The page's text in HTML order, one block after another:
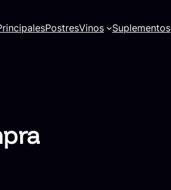
PostresVinos Suplementos